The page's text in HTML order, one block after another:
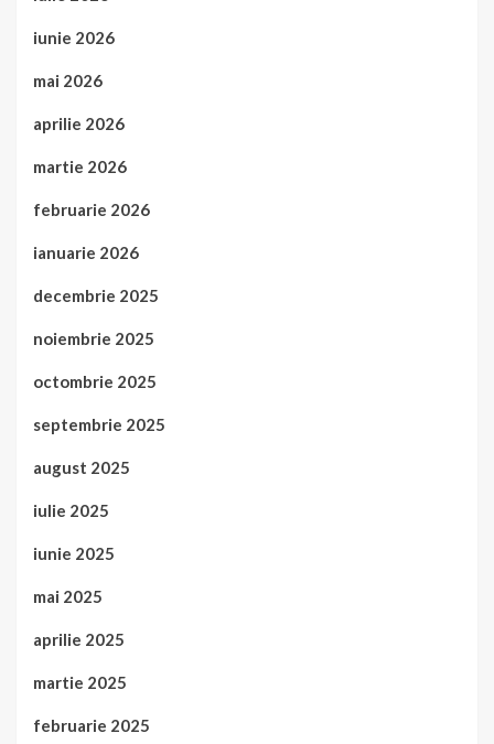
iunie 2026
mai 2026
aprilie 2026
martie 2026
februarie 2026
ianuarie 2026
decembrie 2025
noiembrie 2025
octombrie 2025
septembrie 2025
august 2025
iulie 2025
iunie 2025
mai 2025
aprilie 2025
martie 2025
februarie 2025